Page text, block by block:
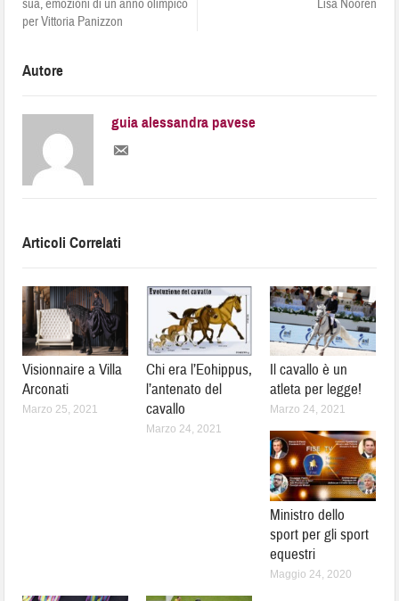
sua, emozioni di un anno olimpico
per Vittoria Panizzon
Lisa Nooren
Autore
guia alessandra pavese
Articoli Correlati
Visionnaire a Villa
Arconati
Marzo 25, 2021
Chi era l’Eohippus,
l’antenato del
cavallo
Marzo 24, 2021
Il cavallo è un
atleta per legge!
Marzo 24, 2021
Ministro dello
sport per gli sport
equestri
Maggio 24, 2020